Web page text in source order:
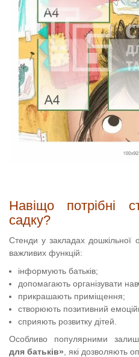
Навіщо потрібні
садку?
Стенди у закладах дошкільної
важливих функцій:
інформують батьків;
допомагають організувати
прикрашають приміщення;
створюють позитивний
сприяють розвитку дітей.
Особливо популярними
для батьків» , які дозволяють